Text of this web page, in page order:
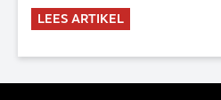
Belijdende Kerk (CBK) lezen.
commissie is al sinds de
2023 de opdracht om haar
LEES ARTIKEL